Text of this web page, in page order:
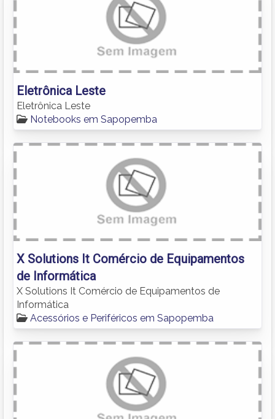
Eletrônica Leste
Eletrônica Leste
Notebooks em Sapopemba
X Solutions It Comércio de Equipamentos
de Informática
X Solutions It Comércio de Equipamentos de
Informática
Acessórios e Periféricos em Sapopemba